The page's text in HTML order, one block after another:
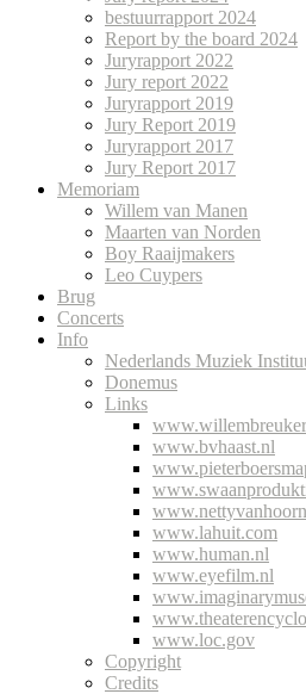
bestuurrapport 2024
Report by the board 2024
Juryrapport 2022
Jury report 2022
Juryrapport 2019
Jury Report 2019
Juryrapport 2017
Jury Report 2017
Memoriam
Willem van Manen
Maarten van Norden
Boy Raaijmakers
Leo Cuypers
Brug
Concerts
Info
Nederlands Muziek
Donemus
Links
www.bvhaast.nl
www.lahuit.com
www.human.nl
www.eyefilm.nl
www.loc.gov
Copyright
Credits